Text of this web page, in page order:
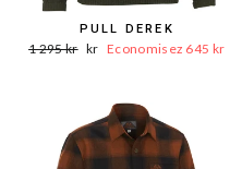
PULL DEREK
Mot.
1 295 kr Prix
kr Economisez 645 kr